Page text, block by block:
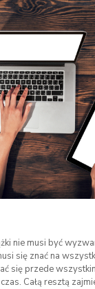
nie musi być
się znać na
się przede
Całą resztą